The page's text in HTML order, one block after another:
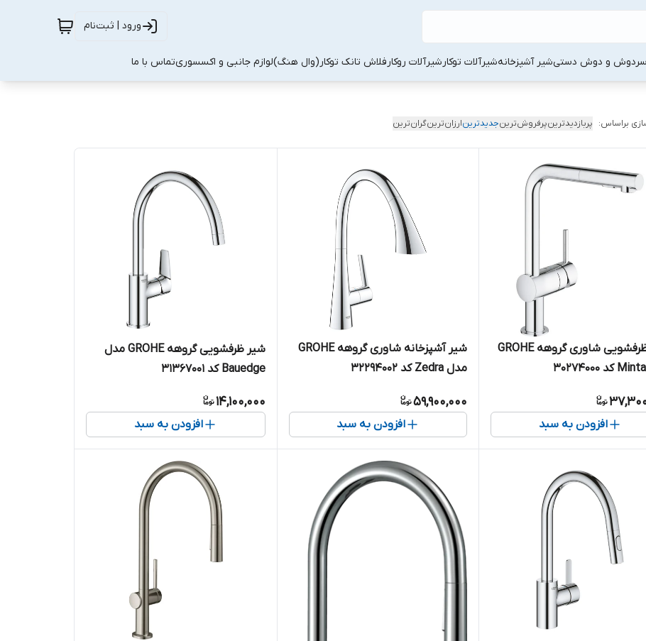
ورود | ثبت‌نام
سردوش و دوش دستیشیر آشپزخانهشیرآلات توکارشیرآلات روکارفلاش تانک توکار(وال هنگ)لوازم جانبی و اکسسوریتماس با ما
براساس: پربازدیدترینپرفروش‌ترینجدیدترینارزان‌ترینگران‌ترین
شیر ظرفشویی شاوری گروهه GROHE
افزودن به سبد
شیر آشپزخانه شاوری گروهه GROHE
مدل Zedra کد 32294002
59,900,000
افزودن به سبد
شیر ظرفشویی گروهه GROHE مدل
Bauedge کد 31367001
14,100,000
افزودن به سبد